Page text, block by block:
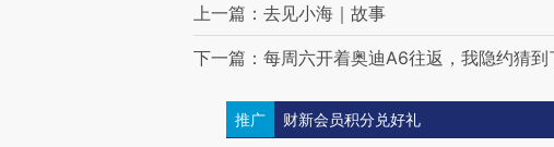
上一篇：去见小海｜故事
下一篇：每周六开着奥迪A6往返，我隐约猜
推广 财新会员积分兑好礼